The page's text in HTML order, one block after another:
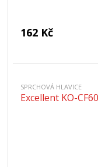
162 Kč
SPRCHOVÁ HLAVICE
Excellent KO-